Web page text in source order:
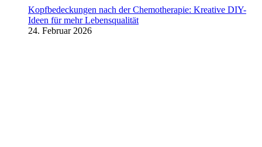
Kopfbedeckungen nach der Chemotherapie: Kreative DIY-
Ideen für mehr Lebensqualität
24. Februar 2026